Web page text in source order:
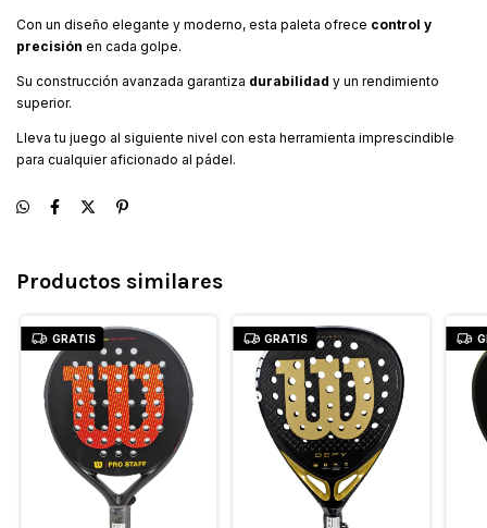
Con un diseño elegante y moderno, esta paleta ofrece control y
precisión en cada golpe.
Su construcción avanzada garantiza durabilidad y un rendimiento
superior.
Lleva tu juego al siguiente nivel con esta herramienta imprescindible
para cualquier aficionado al pádel.
Productos similares
GRATIS GRATIS